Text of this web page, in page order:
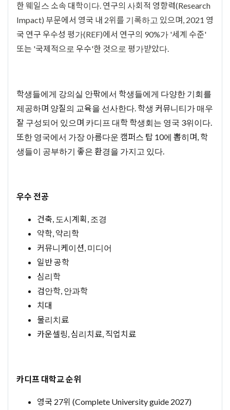
한 웨일스 소속 대학이다. 연구의 사회적 영향력(Research
Impact) 부문에서 영국 내 2위를 기록하고 있으며, 2021 영
국 연구 우수성 평가(REF)에서 연구의 90%가 '세계 수준'
또는 '국제적으로 우수'한 것으로 평가받았다.
학생들에게 강의실 안팎에서 학생들에게 다양한 기회를
제공하며 양질의 교육을 선사한다. 학생 커뮤니티가 매우
잘 구성되어 있으며 카디프 대학 학생회는 영국 3위이다.
또한 영국에서 가장 아름다운 캠퍼스 탑 10에 뽑히며, 학
생들이 공부하기 좋은 환경을 가지고 있다.
우수 전공
건축, 도시계획, 조경
약학, 약리학
커뮤니케이션, 미디어
일반 공학
심리학
검안학, 안과학
치대
물리치료
카운셀링, 심리치료, 직업치료
카디프 대학교 순위
영국 27위 (Complete University guide 2027)